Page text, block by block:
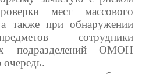
мест массового
также при обнаружении
сотрудники
подразделений ОМОН
очередь.